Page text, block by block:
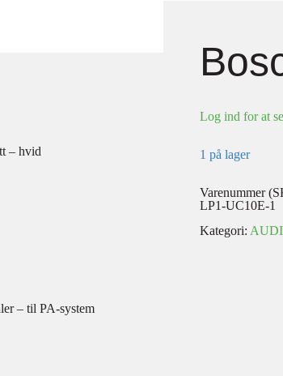
Log ind for at
1 på lager
Varenummer
LP1-UC10E-1
Kategori:
– hvid
– til PA-system